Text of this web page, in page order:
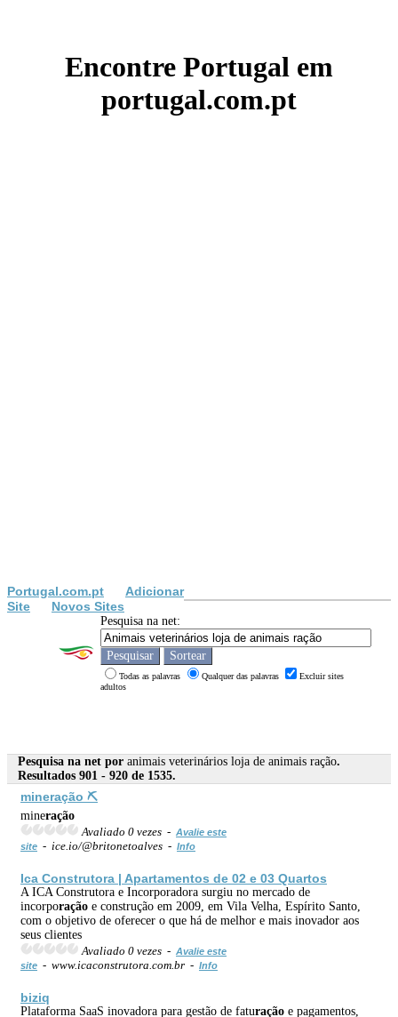
Encontre Portugal em
portugal.com.pt
Portugal.com.pt
Adicionar
Site
Novos Sites
Pesquisa na net:
Todas as palavras Qualquer das palavras
Excluir sites
adultos
Pesquisa na net por animais veterinários loja de animais ração.
Resultados 901 - 920 de 1535.
mineração ⛏️
mineração
Avaliado 0 vezes - Avalie este
site - ice.io/@britonetoalves - Info
Ica Construtora | Apartamentos de 02 e 03 Quartos
A ICA Construtora e Incorporadora surgiu no mercado de
incorporação e construção em 2009, em Vila Velha, Espírito Santo,
com o objetivo de oferecer o que há de melhor e mais inovador aos
seus clientes
Avaliado 0 vezes - Avalie este
site - www.icaconstrutora.com.br - Info
biziq
Plataforma SaaS inovadora para gestão de faturação e pagamentos,